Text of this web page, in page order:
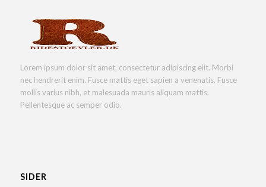
Lorem ipsum dolor sit amet, consectetur adipiscing elit. Morbi
nec hendrerit enim. Fusce mattis eget sapien a venenatis. Fusce
mollis varius nibh, et malesuada mauris aliquam mattis.
Pellentesque ac semper odio.
SIDER